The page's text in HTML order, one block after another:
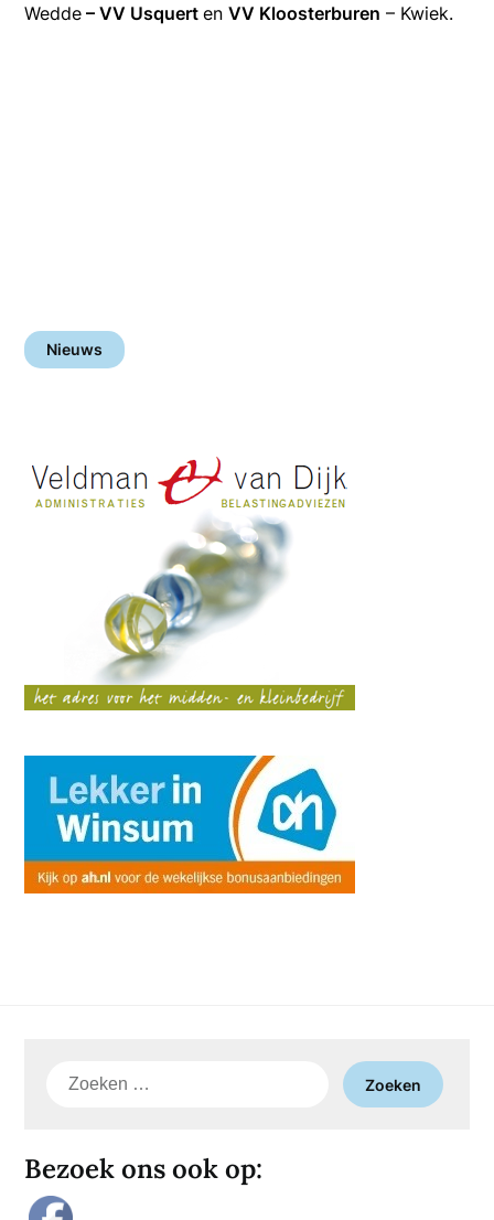
Wedde – VV UsquertenVV Kloosterburen – Kwiek.
Nieuws
Zoeken
Bezoek ons ook op: